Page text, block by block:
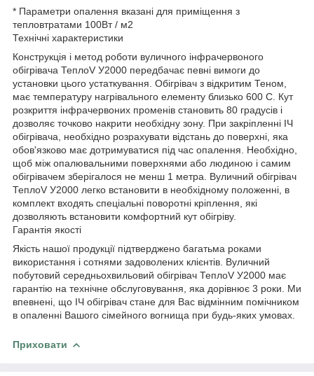
* Параметри опалення вказані для приміщення з
тепловтратами 100Вт / м2
Технічні характеристики
Конструкція і метод роботи вуличного інфрачервоного
обігрівача ТеплоV У2000 передбачає певні вимоги до
установки цього устаткування. Обігрівач з відкритим Теном,
має температуру нагрівального елементу близько 600 С. Кут
розкриття інфрачервоних променів становить 80 градусів і
дозволяє точково накрити необхідну зону. При закріпленні ІЧ
обігрівача, необхідно розрахувати відстань до поверхні, яка
обов'язково має дотримуватися під час опалення. Необхідно,
щоб між опалювальними поверхнями або людиною і самим
обігрівачем зберігалося не менш 1 метра. Вуличний обігрівач
ТеплоV У2000 легко встановити в необхідному положенні, в
комплект входять спеціальні поворотні кріплення, які
дозволяють встановити комфортний кут обігріву.
Гарантія якості
Якість нашої продукції підтверджено багатьма роками
використання і сотнями задоволених клієнтів. Вуличний
побутовий середньохвильовий обігрівач ТеплоV У2000 має
гарантію на технічне обслуговування, яка дорівнює 3 роки. Ми
впевнені, що ІЧ обігрівач стане для Вас відмінним помічником
в опаленні Вашого сімейного вогнища при будь-яких умовах.
Приховати